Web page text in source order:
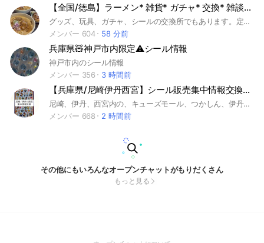
ルタイムの情報でなくても大歓迎です✨ ちょっとした情報で
も、 欲しいガチャを探している方の大きな助けになります！
みんなで協力しながら、 お目当てのガチャに出会えるように
しましょう😊 どうぞよろしくお願いいたします♪ ⚠️ お願い・
注意事項 ・トラブル防止のため、勧誘行為や転売目的での参
加はご遠慮ください。 ・情報共有のない方や、迷惑行為が見
られた場合は、 管理者の判断で退会していただくことがあ
ります。 ・できるだけスレッド内でのやり取りにご協力をお
願いいたします。
【全国/徳島】ラーメン* 雑貨* ガチャ* 交換* 雑談* 美味いもの情報* *
グッズ、玩具、ガチャ、シールの交換所でもあります。定価とは言いませんが優しい気持ちの値段設定でお願いします✨ 流行りものやイベントのお話しましょ✨ 男性大歓迎です。
メンバー 604
58 分前
兵庫県🧸神戸市内限定⚠️シール情報
神戸市内のシール情報
メンバー 356
3 時間前
【兵庫県/尼崎伊丹西宮】シール販売集中情報交換ルーム！
尼崎、伊丹、西宮内の、キューズモール、つかしん、伊丹イオン、昆陽イオン、フレンテ、コロワ、ららぽーと、ガーデンズ 、ドンキホーテ、しまむら、バースデー、西松屋 ⬆️この辺りのお店を主にメインでシルパトしていて、この辺りのお店の情報が欲しいみんなの、【集中情報交換ルーム🪄】 エリアは固定で、最低月1回以上タイムリーな情報提供ができる方のみ参加可能🌈 (他に増やせるショップあれば教えてね) みんなでシール手に入れよ！という気持ちで情報を共有できる方のみ🥺♡ #シール #シール交換 #兵庫県シール #尼崎シール #西宮シール #伊丹シール
メンバー 668
2 時間前
その他にもいろんなオープンチャットがもりだくさん
もっと見る